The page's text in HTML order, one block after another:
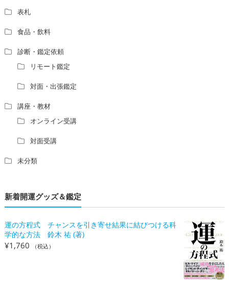
表札
食品・飲料
診断・鑑定依頼
リモート鑑定
対面・出張鑑定
講座・教材
オンライン受講
対面受講
未分類
新着開運グッズ＆鑑定
運の方程式 チャンスを引き寄せ結果に結びつける科
学的な方法 鈴木 祐 (著)
¥1,760 （税込）